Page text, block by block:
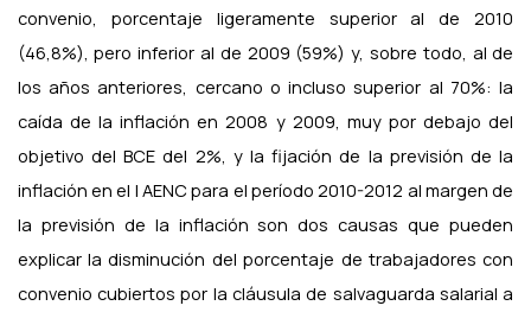
convenio, porcentaje ligeramente superior al de 2010
(46,8%), pero inferior al de 2009 (59%) y, sobre todo, al de
los años anteriores, cercano o incluso superior al 70%: la
caída de la inflación en 2008 y 2009, muy por debajo del
objetivo del BCE del 2%, y la fijación de la previsión de la
inflación en el I AENC para el período 2010-2012 al margen de
la previsión de la inflación son dos causas que pueden
explicar la disminución del porcentaje de trabajadores con
convenio cubiertos por la cláusula de salvaguarda salarial a